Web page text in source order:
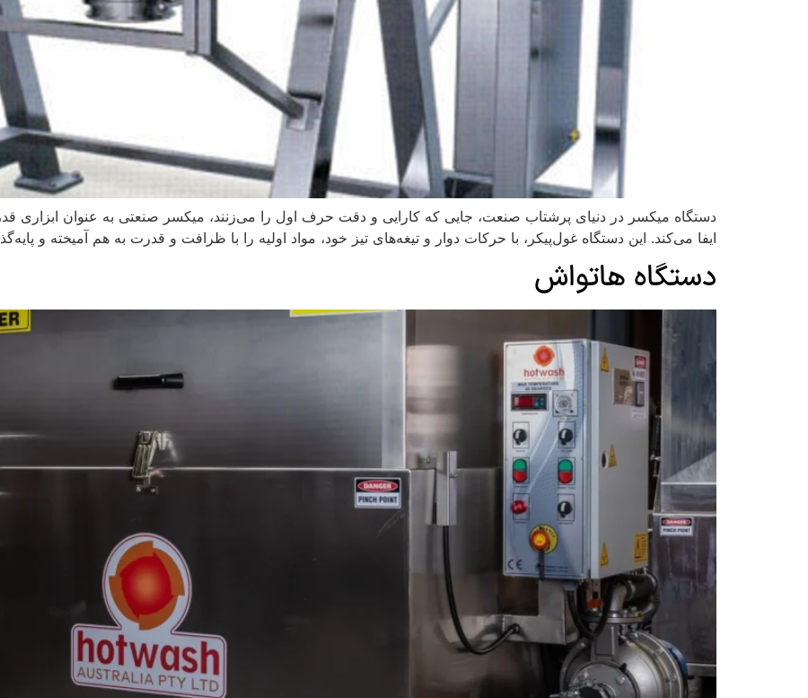
دستگاه میکسر در دنیای پرشتاب صنعت، جایی که کارایی و دقت حرف اول را می‌زنند، میکسر صنعتی به عنوان ابزاری
ایفا می‌کند. این دستگاه غول‌پیکر، با حرکات دوار و تیغه‌های تیز خود، مواد اولیه را با ظرافت و قدرت به هم آمیخته و
دستگاه هاتواش